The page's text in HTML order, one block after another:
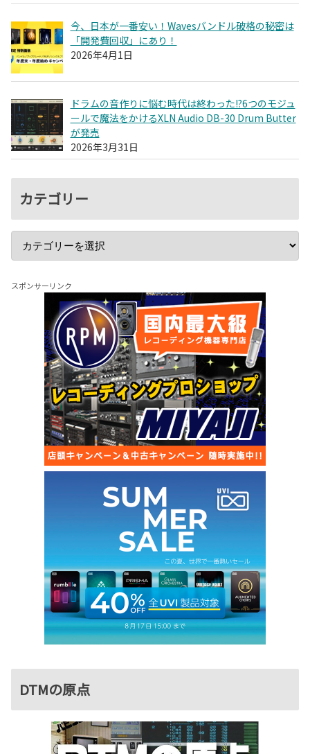
今、日本が一番安い！Wavesバンドル破格の秘密は
「開発費回収」にあり！
2026年4月1日
ドラムの音作りに悩む時代は終わった!?6つのモジュ
ールで魔法をかけるXLN Audio DB-30 Drum Butter
が発売
2026年3月31日
カテゴリー
スポンサーリンク
DTMの原点